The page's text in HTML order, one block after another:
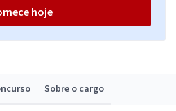
Sobre o cargo
hoje